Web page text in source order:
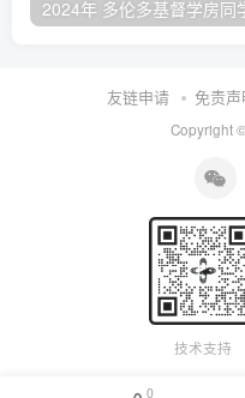
友链申请 免责声
Copyright
技术支持
0